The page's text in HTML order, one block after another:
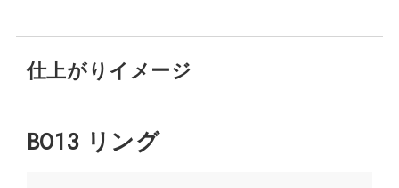
仕上がりイメージ
B013 リング